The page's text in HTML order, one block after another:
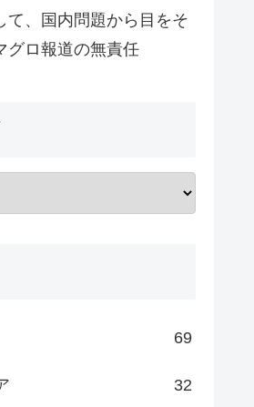
て、国内問題から目をそ
ロ報道の無責任
69
32